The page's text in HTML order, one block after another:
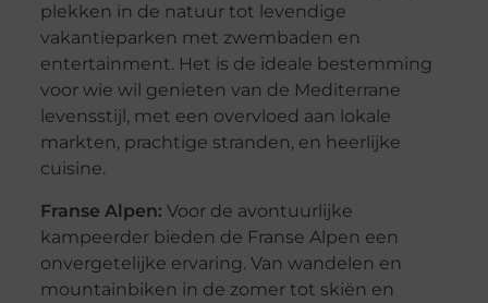
plekken in de natuur tot levendige
vakantieparken met zwembaden en
entertainment. Het is de ideale bestemming
voor wie wil genieten van de Mediterrane
levensstijl, met een overvloed aan lokale
markten, prachtige stranden, en heerlijke
cuisine.
Franse Alpen: Voor de avontuurlijke
kampeerder bieden de Franse Alpen een
onvergetelijke ervaring. Van wandelen en
mountainbiken in de zomer tot skiën en